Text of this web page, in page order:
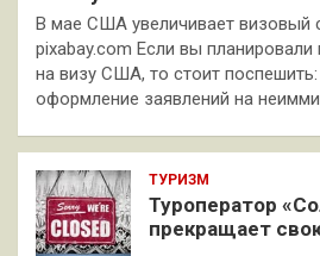
В мае США увеличивает визовый
pixabay.com Если вы
на визу США, то стоит
оформление заявлений на
ТУРИЗМ
Туроператор
прекращает